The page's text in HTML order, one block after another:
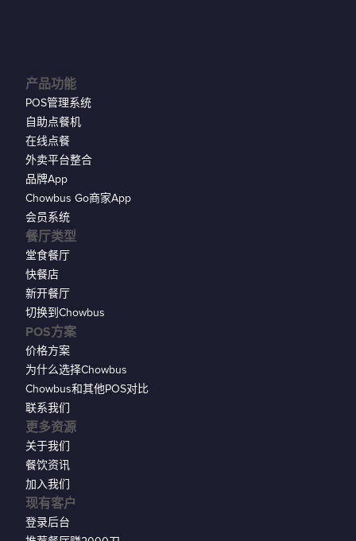
现有客户
登录后台
产品功能
POS管理系统
自助点餐机
在线点餐
外卖平台整合
品牌App
Chowbus Go商家App
会员系统
餐厅类型
堂食餐厅
快餐店
新开餐厅
切换到Chowbus
POS方案
价格方案
为什么选择Chowbus
Chowbus和其他POS对比
联系我们
更多资源
关于我们
餐饮资讯
加入我们